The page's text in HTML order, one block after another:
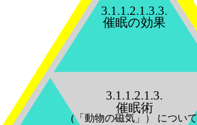
3.1.1.2.1.3.
催眠術
(「動物の磁気」） について
3.1.1.2.1.3.3.
催眠の効果